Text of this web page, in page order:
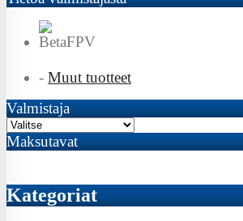
- Muut tuotteet
Valmistaja
Maksutavat
Kategoriat